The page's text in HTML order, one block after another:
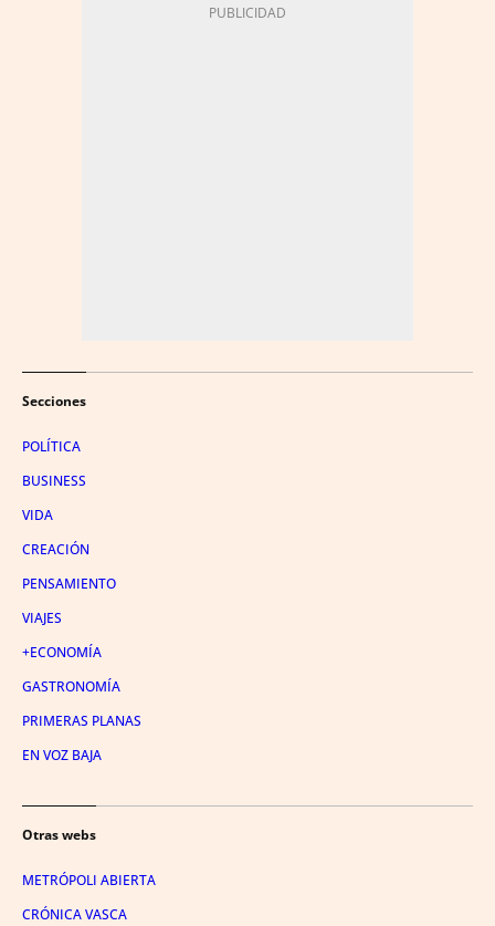
Secciones
POLÍTICA
BUSINESS
VIDA
CREACIÓN
PENSAMIENTO
VIAJES
+ECONOMÍA
GASTRONOMÍA
PRIMERAS PLANAS
EN VOZ BAJA
Otras webs
METRÓPOLI ABIERTA
CRÓNICA VASCA